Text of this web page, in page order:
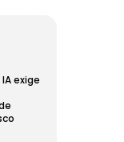
exige